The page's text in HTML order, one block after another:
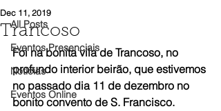
All Posts
Eventos Presenciais
Notícias
Eventos Online
Trancoso
Dec 11, 2019
Foi na bonita vila de Trancoso, no
profundo interior beirão, que estivemos
no passado dia 11 de dezembro no
bonito convento de S. Francisco.